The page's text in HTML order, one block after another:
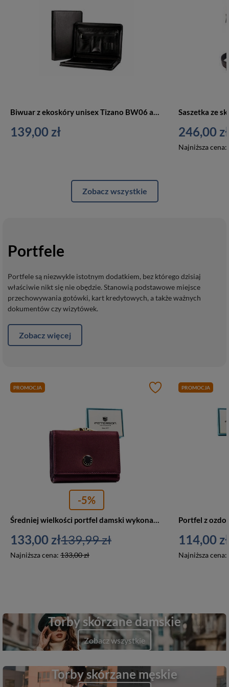
Biwuar z ekoskóry unisex Tizano BW06 aktówka na dokumenty A4 czarny
139,00 zł 246,00 zł
Najniższa cena:
Zobacz wszystkie
Portfele
Portfele są niezwykle istotnym dodatkiem, bez którego dzisiaj
właściwie nikt się nie obędzie. Stanowią podstawowe miejsce
przechowywania gotówki, kart kredytowych, a także ważnych
dokumentów czy wizytówek.
Zobacz więcej
PROMOCJA
-5%
Średniej wielkości portfel damski wykonany ze skóry naturalnej i ekologicznej w fioletowym kolorze - Peterson
133,00 zł
Najniższa cena: 133,00 zł
139,99 zł
PROMOCJA
114,00 zł
Najniższa cena:
Torby skórzane damskie
Zobacz wszystkie
Torby skórzane męskie